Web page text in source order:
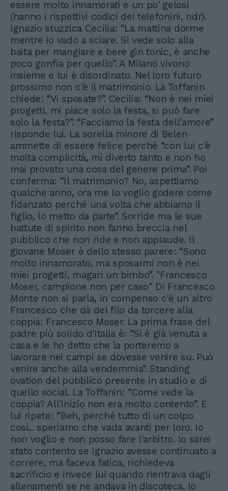
essere molto innamorati e un po' gelosi
(hanno i rispettivi codici dei telefonini, ndr).
Ignazio stuzzica Cecilia: “La mattina dorme
mentre io vado a sciare. Si vede solo alla
baita per mangiare e bere gin tonic, è anche
poco gonfia per quello”. A Milano vivono
insieme e lui è disordinato. Nel loro futuro
prossimo non c'è il matrimonio. La Toffanin
chiede: “Vi sposate?”. Cecilia: “Non è nei miei
progetti, mi piace solo la festa, si può fare
solo la festa?”. “Facciamo la festa dell'amore”
risponde lui. La sorella minore di Belen
ammette di essere felice perché “con lui c'è
molta complicità, mi diverto tanto e non ho
mai provato una cosa del genere prima”. Poi
conferma: “Il matrimonio? No, aspettiamo
qualche anno, ora me lo voglio godere come
fidanzato perché una volta che abbiamo il
figlio, lo metto da parte”. Sorride ma le sue
battute di spirito non fanno breccia nel
pubblico che non ride e non applaude. Il
giovane Moser è dello stesso parere: “Sono
molto innamorato, ma sposarmi non è nei
miei progetti, magari un bimbo”. "Francesco
Moser, campione non per caso" Di Francesco
Monte non si parla, in compenso c'è un altro
Francesco che dà del filo da torcere alla
coppia: Francesco Moser. La prima frase del
padre più solido d'Italia è: “Sì è già venuta a
casa e le ho detto che la porteremo a
lavorare nei campi se dovesse venire su. Può
venire anche alla vendemmia”. Standing
ovation del pubblico presente in studio e di
quello social. La Toffanin: “Come vede la
coppia? All'inizio non era molto contento”. E
lui ripete: “Beh, perché tutto di un colpo
così... speriamo che vada avanti per loro. Io
non voglio e non posso fare l'arbitro. Io sarei
stato contento se Ignazio avesse continuato a
correre, ma faceva fatica, richiedeva
sacrificio e invece lui quando rientrava dagli
allenamenti se ne andava in discoteca. Io